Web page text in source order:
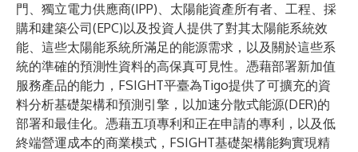
門、獨立電力供應商(IPP)、太陽能資產所有者、工程、採
購和建築公司(EPC)以及投資人提供了對其太陽能系統效
能、這些太陽能系統所滿足的能源需求，以及關於這些系
統的準確的預測性資料的高保真可見性。憑藉部署新加值
服務產品的能力，FSIGHT平臺為Tigo提供了可擴充的資
料分析基礎架構和預測引擎，以加速分散式能源(DER)的
部署和最佳化。憑藉五項專利和正在申請的專利，以及低
終端營運成本的商業模式，FSIGHT基礎架構能夠實現精